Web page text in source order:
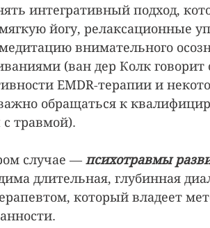
интегративный подход,
йогу, релаксационные
внимательного
(ван дер Колк говорит
EMDR-терапии и
обращаться к
травмой).
случае — психотравмы
длительная, глубинная
который владеет